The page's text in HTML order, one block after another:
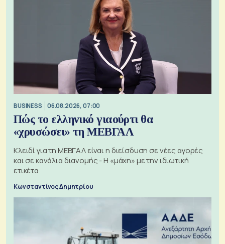
BUSINESS 06.08.2026, 07:00
Πώς το ελληνικό γιαούρτι θα
«χρυσώσει» τη ΜΕΒΓΑΛ
Κλειδί για τη ΜΕΒΓΑΛ είναι η διείσδυση σε νέες αγορές
και σε κανάλια διανομής - Η «μάχη» με την ιδιωτική
ετικέτα
Κωνσταντίνος Δημητρίου